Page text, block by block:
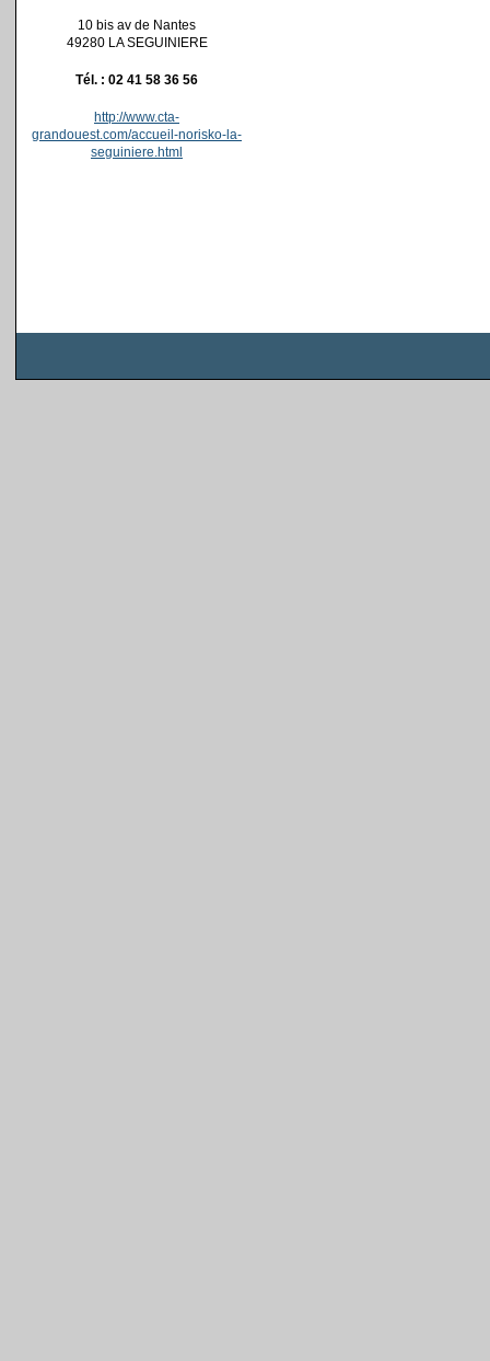
10 bis av de Nantes
49280 LA SEGUINIERE
Tél. : 02 41 58 36 56
http://www.cta-
grandouest.com/accueil-norisko-la-
seguiniere.html